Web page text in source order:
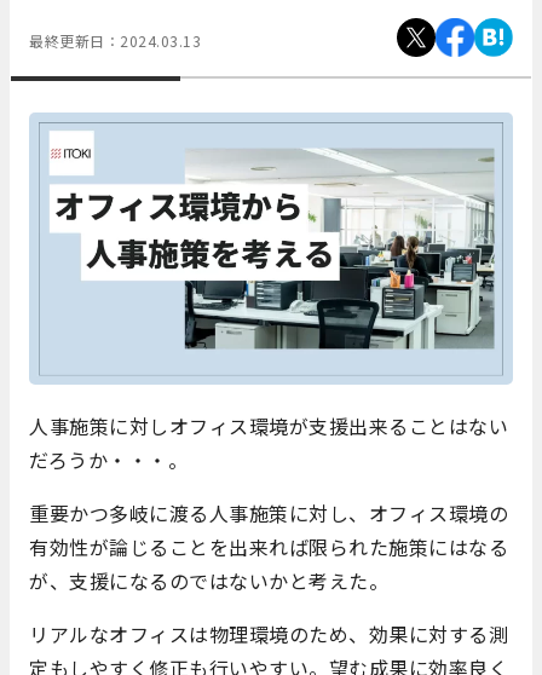
最終更新日： 2024.03.13
人事施策に対しオフィス環境が支援出来ることはない
だろうか・・・。
重要かつ多岐に渡る人事施策に対し、オフィス環境の
有効性が論じることを出来れば限られた施策にはなる
が、支援になるのではないかと考えた。
リアルなオフィスは物理環境のため、効果に対する測
定もしやすく修正も行いやすい。望む成果に効率良く